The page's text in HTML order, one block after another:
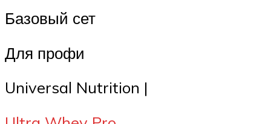
Базовый сет
Для профи
Universal Nutrition |